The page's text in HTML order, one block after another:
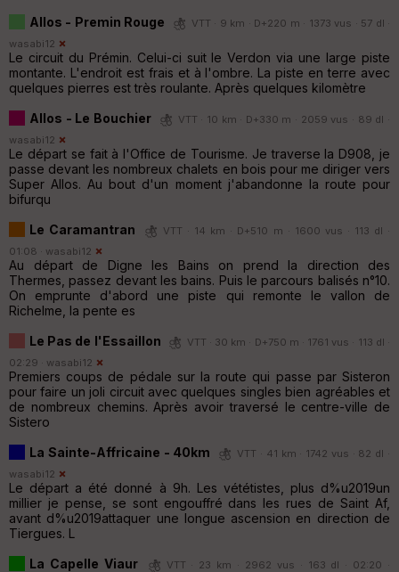
Allos - Premin Rouge
VTT · 9 km · D+220 m · 1373 vus · 57 dl ·
wasabi12
Le circuit du Prémin. Celui-ci suit le Verdon via une large piste
montante. L'endroit est frais et à l'ombre. La piste en terre avec
quelques pierres est très roulante. Après quelques kilomètre
Allos - Le Bouchier
VTT · 10 km · D+330 m · 2059 vus · 89 dl ·
wasabi12
Le départ se fait à l'Office de Tourisme. Je traverse la D908, je
passe devant les nombreux chalets en bois pour me diriger vers
Super Allos. Au bout d'un moment j'abandonne la route pour
bifurqu
Le Caramantran
VTT · 14 km · D+510 m · 1600 vus · 113 dl ·
01:08 · wasabi12
Au départ de Digne les Bains on prend la direction des
Thermes, passez devant les bains. Puis le parcours balisés n°10.
On emprunte d'abord une piste qui remonte le vallon de
Richelme, la pente es
Le Pas de l'Essaillon
VTT · 30 km · D+750 m · 1761 vus · 113 dl ·
02:29 · wasabi12
Premiers coups de pédale sur la route qui passe par Sisteron
pour faire un joli circuit avec quelques singles bien agréables et
de nombreux chemins. Après avoir traversé le centre-ville de
Sistero
La Sainte-Affricaine - 40km
VTT · 41 km · 1742 vus · 82 dl ·
wasabi12
Le départ a été donné à 9h. Les vététistes, plus d%u2019un
millier je pense, se sont engouffré dans les rues de Saint Af,
avant d%u2019attaquer une longue ascension en direction de
Tiergues. L
La Capelle Viaur
VTT · 23 km · 2962 vus · 163 dl · 02:20 ·